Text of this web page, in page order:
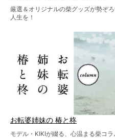
厳選＆オリジナルの柴グッズが勢ぞ
人生を！
お転婆姉妹の 椿と柊
モデル・KIKIが綴る、心温まる柴コラ